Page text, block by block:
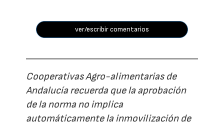
ver/escribir comentarios
Cooperativas Agro-alimentarias de
Andalucía recuerda que la aprobación
de la norma no implica
automáticamente la inmovilización de